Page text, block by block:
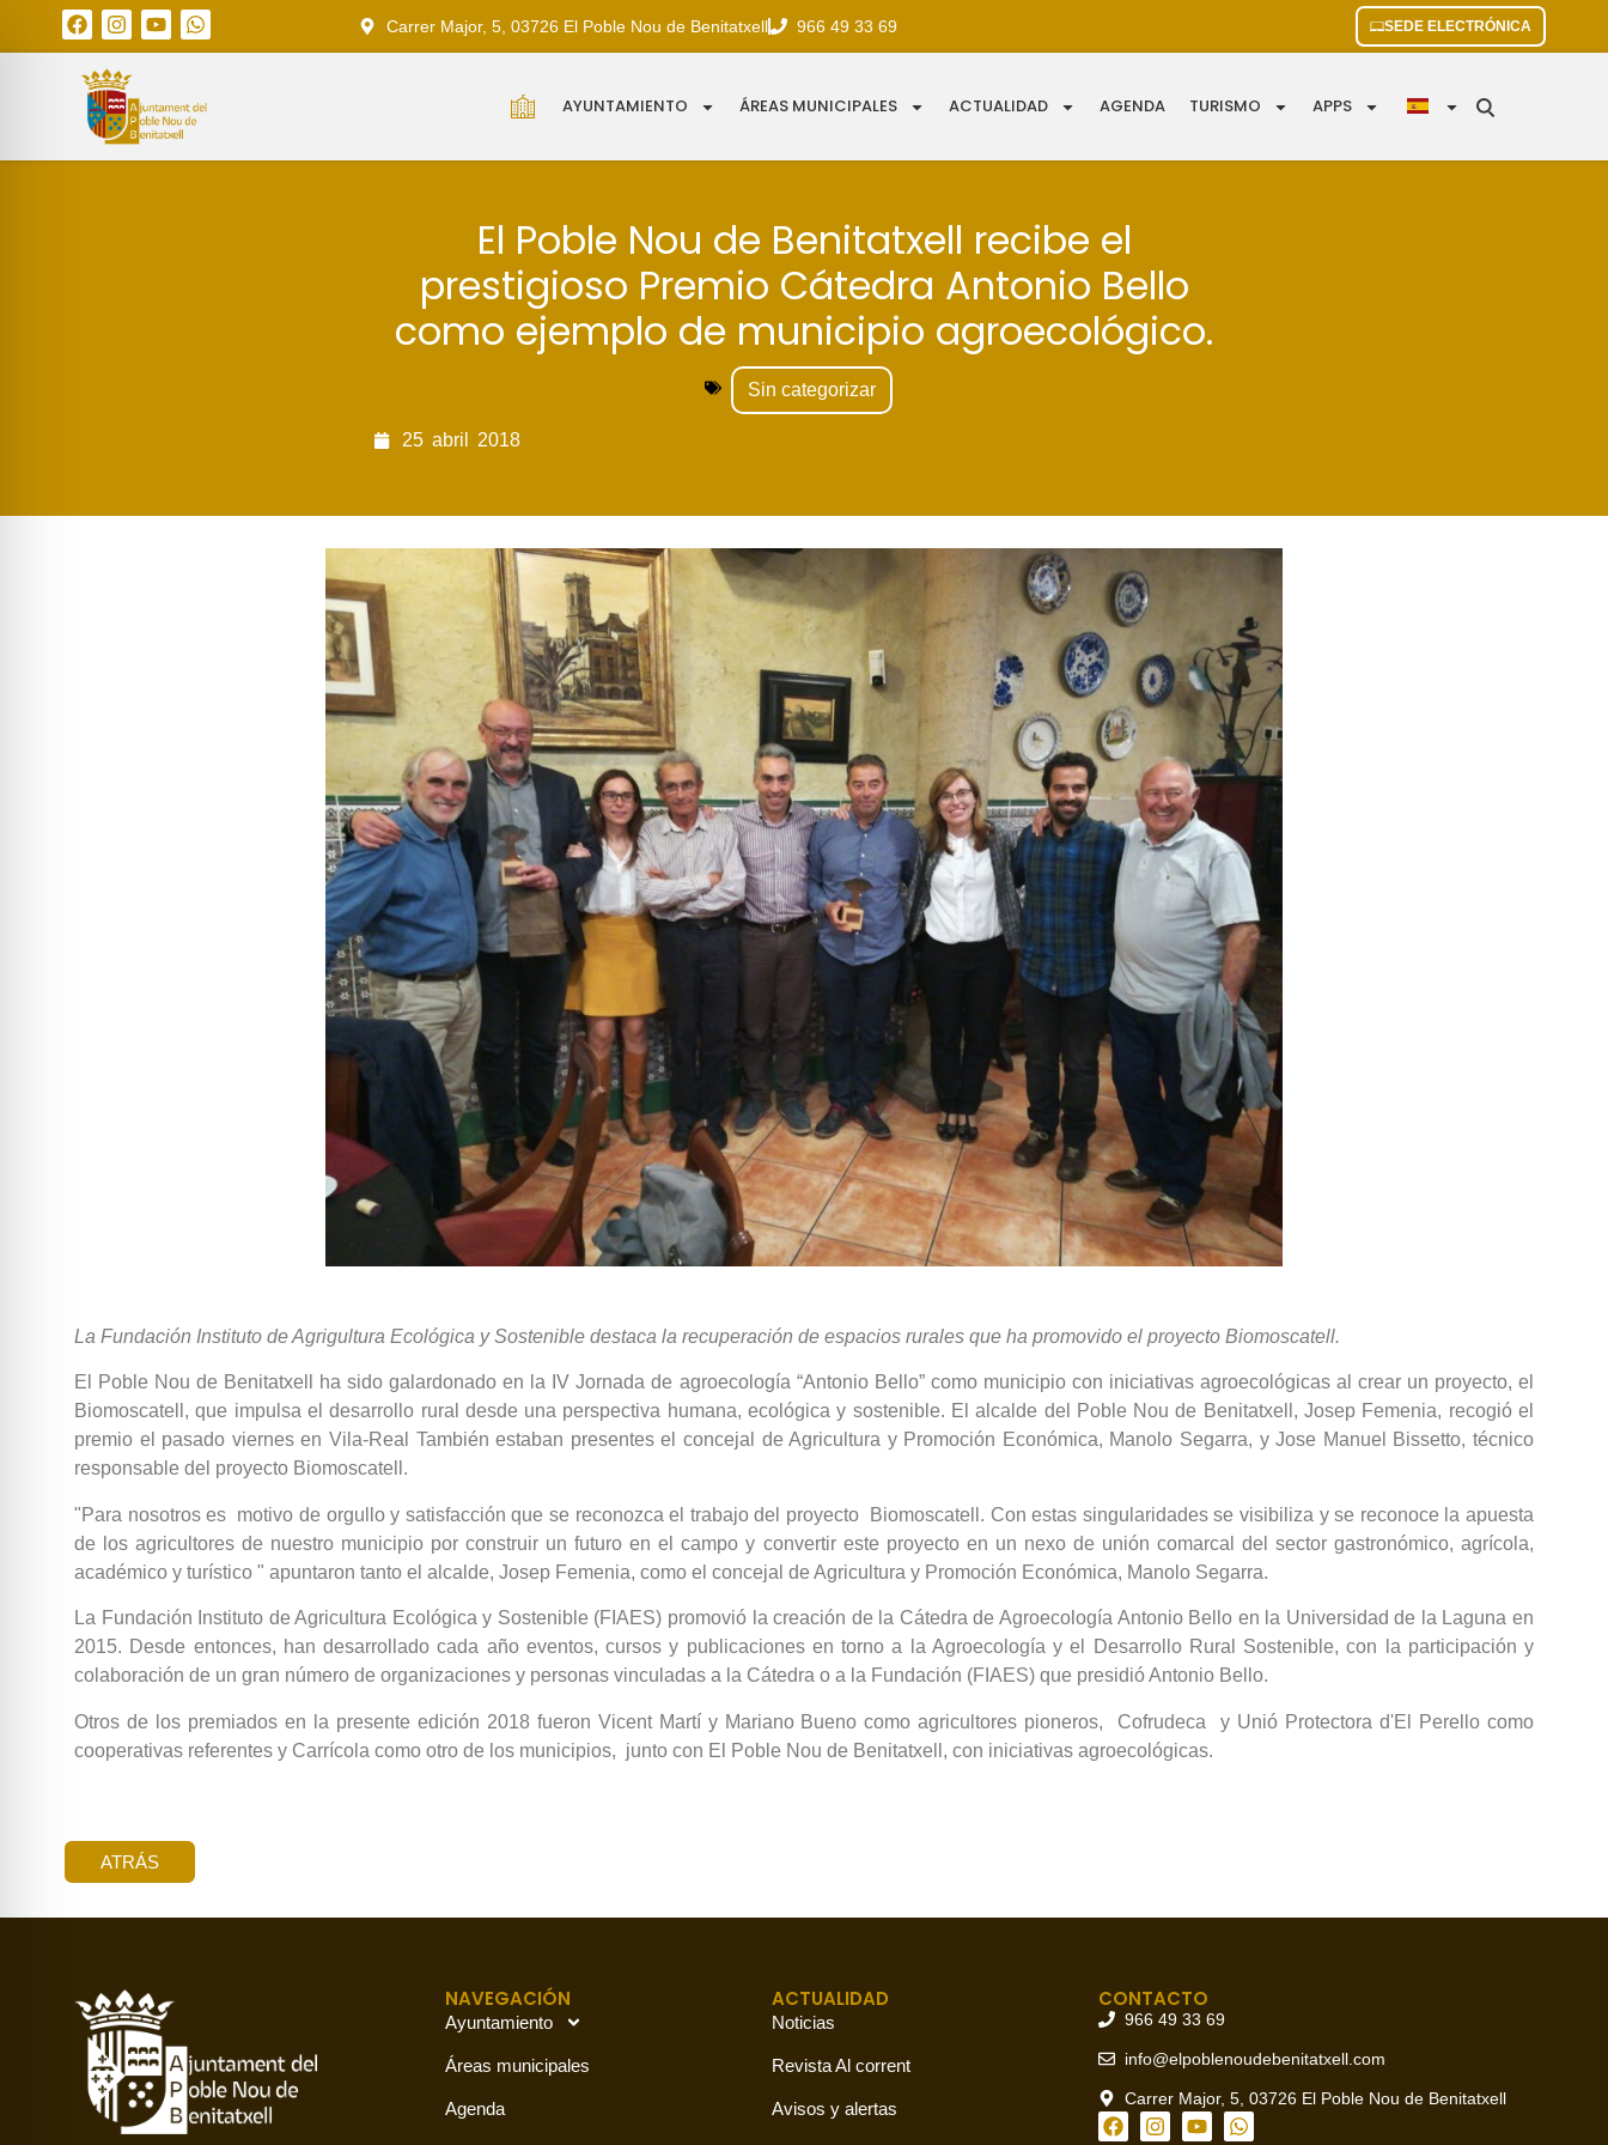
Carrer Major, 5, 03726 El Poble Nou de Benitatxell 966 49 33 69 SEDE ELECTRÓNICA
AYUNTAMIENTO ÁREAS MUNICIPALES ACTUALIDAD AGENDA TURISMO APPS
El Poble Nou de Benitatxell recibe el
prestigioso Premio Cátedra Antonio Bello
como ejemplo de municipio agroecológico.
Sin categorizar
25 abril 2018
La Fundación Instituto de Agrigultura Ecológica y Sostenible destaca la recuperación de espacios rurales que ha promovido el proyecto Biomoscatell.
El Poble Nou de Benitatxell ha sido galardonado en la IV Jornada de agroecología “Antonio Bello” como municipio con iniciativas agroecológicas al crear un proyecto, el
Biomoscatell, que impulsa el desarrollo rural desde una perspectiva humana, ecológica y sostenible. El alcalde del Poble Nou de Benitatxell, Josep Femenia, recogió el
premio el pasado viernes en Vila-Real También estaban presentes el concejal de Agricultura y Promoción Económica, Manolo Segarra, y Jose Manuel Bissetto, técnico
responsable del proyecto Biomoscatell.
"Para nosotros es motivo de orgullo y satisfacción que se reconozca el trabajo del proyecto Biomoscatell. Con estas singularidades se visibiliza y se reconoce la apuesta
de los agricultores de nuestro municipio por construir un futuro en el campo y convertir este proyecto en un nexo de unión comarcal del sector gastronómico, agrícola,
académico y turístico " apuntaron tanto el alcalde, Josep Femenia, como el concejal de Agricultura y Promoción Económica, Manolo Segarra.
La Fundación Instituto de Agricultura Ecológica y Sostenible (FIAES) promovió la creación de la Cátedra de Agroecología Antonio Bello en la Universidad de la Laguna en
2015. Desde entonces, han desarrollado cada año eventos, cursos y publicaciones en torno a la Agroecología y el Desarrollo Rural Sostenible, con la participación y
colaboración de un gran número de organizaciones y personas vinculadas a la Cátedra o a la Fundación (FIAES) que presidió Antonio Bello.
Otros de los premiados en la presente edición 2018 fueron Vicent Martí y Mariano Bueno como agricultores pioneros, Cofrudeca y Unió Protectora d'El Perello como
cooperativas referentes y Carrícola como otro de los municipios, junto con El Poble Nou de Benitatxell, con iniciativas agroecológicas.
ATRÁS
NAVEGACIÓN
Ayuntamiento
Áreas municipales
Agenda
ACTUALIDAD
Noticias
Revista Al corrent
Avisos y alertas
CONTACTO
966 49 33 69
info@elpoblenoudebenitatxell.com
Carrer Major, 5, 03726 El Poble Nou de Benitatxell